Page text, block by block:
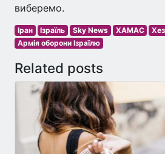
виберемо.
Іран Ізраїль Sky News ХАМАС
Армія оборони Ізраїлю
Related posts